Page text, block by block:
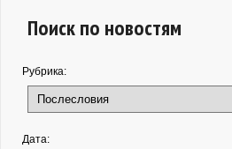
Поиск по новостям
Рубрика:
Дата: